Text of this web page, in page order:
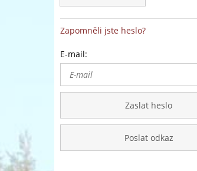
Zapomněli jste heslo?
E-mail:
Zaslat heslo
Poslat odkaz